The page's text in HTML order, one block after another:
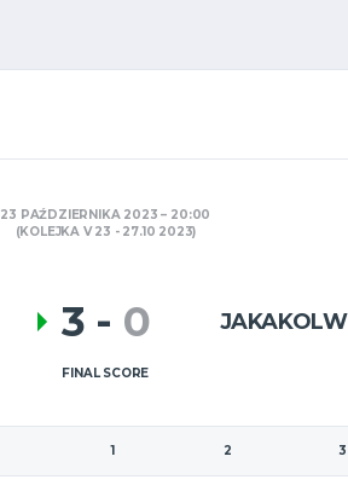
23 PAŹDZIERNIKA 2023
20:00
(KOLEJKA V 23 - 27.10 2023)
3 - 0
FINAL SCORE
1 2 3